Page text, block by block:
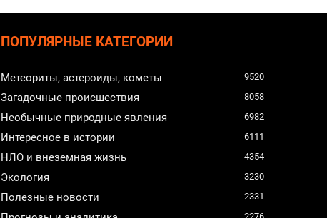
ПОПУЛЯРНЫЕ КАТЕГОРИИ
Метеориты, астероиды, кометы 9520
Загадочные происшествия 8058
Необычные природные явления 6982
Интересное в истории 6111
НЛО и внеземная жизнь 4354
Экология 3230
Полезные новости 2331